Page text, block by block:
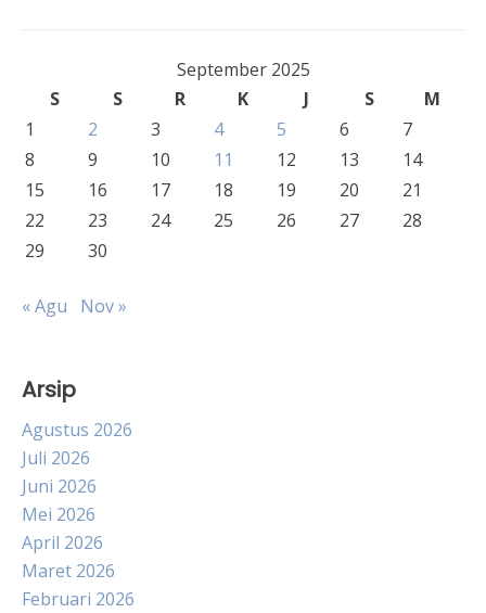
September 2025
S
S R K J S
M
1
2 3 4 5 6
7
8
9 10 11 12 13
14
15
16 17 18 19 20
21
22
23 24 25 26 27
28
29
30
« Agu Nov »
Arsip
Agustus 2026
Juli 2026
Juni 2026
Mei 2026
April 2026
Maret 2026
Februari 2026